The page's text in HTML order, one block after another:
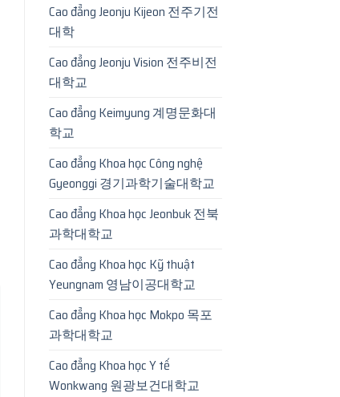
Cao đẳng Jeonju Kijeon 전주기전
대학
Cao đẳng Jeonju Vision 전주비전
대학교
Cao đẳng Keimyung 계명문화대
학교
Cao đẳng Khoa học Công nghệ
Gyeonggi 경기과학기술대학교
Cao đẳng Khoa học Jeonbuk 전북
과학대학교
Cao đẳng Khoa học Kỹ thuật
Yeungnam 영남이공대학교
Cao đẳng Khoa học Mokpo 목포
과학대학교
Cao đẳng Khoa học Y tế
Wonkwang 원광보건대학교